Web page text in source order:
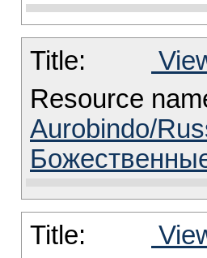
Title:
Resource
Aurobindo/
Title: